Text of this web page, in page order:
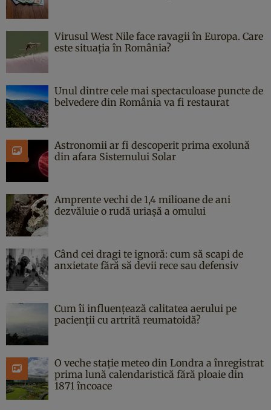
Virusul West Nile face ravagii în Europa. Care
este situația în România?
Unul dintre cele mai spectaculoase puncte de
belvedere din România va fi restaurat
Astronomii ar fi descoperit prima exolună
din afara Sistemului Solar
Amprente vechi de 1,4 milioane de ani
dezvăluie o rudă uriașă a omului
Când cei dragi te ignoră: cum să scapi de
anxietate fără să devii rece sau defensiv
Cum îi influențează calitatea aerului pe
pacienții cu artrită reumatoidă?
O veche stație meteo din Londra a înregistrat
prima lună calendaristică fără ploaie din
1871 încoace